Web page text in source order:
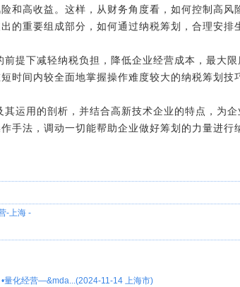
和高收益。这样，从财务角度看，如何控制高风
的重要组成部分，如何通过纳税筹划，合理安
提下减轻纳税负担，降低企业经营成本，最大
时间内较全面地掌握操作难度较大的纳税筹划技
运用的剖析，并结合高新技术企业的特点，为
手法，调动一切能帮助企业做好筹划的力量进行
-上海 -
•量化经营—&mda...(2024-11-14 上海市)